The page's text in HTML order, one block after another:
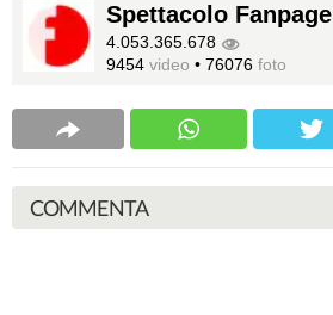
Spettacolo Fanpage
4.053.365.678
9454 video • 76076 foto
COMMENTA